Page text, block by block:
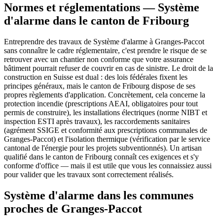
Normes et réglementations — Système
d'alarme dans le canton de Fribourg
Entreprendre des travaux de Système d'alarme à Granges-Paccot
sans connaître le cadre réglementaire, c'est prendre le risque de se
retrouver avec un chantier non conforme que votre assurance
bâtiment pourrait refuser de couvrir en cas de sinistre. Le droit de la
construction en Suisse est dual : des lois fédérales fixent les
principes généraux, mais le canton de Fribourg dispose de ses
propres règlements d'application. Concrètement, cela concerne la
protection incendie (prescriptions AEAI, obligatoires pour tout
permis de construire), les installations électriques (norme NIBT et
inspection ESTI après travaux), les raccordements sanitaires
(agrément SSIGE et conformité aux prescriptions communales de
Granges-Paccot) et l'isolation thermique (vérification par le service
cantonal de l'énergie pour les projets subventionnés). Un artisan
qualifié dans le canton de Fribourg connaît ces exigences et s'y
conforme d'office — mais il est utile que vous les connaissiez aussi
pour valider que les travaux sont correctement réalisés.
Système d'alarme dans les communes
proches de Granges-Paccot